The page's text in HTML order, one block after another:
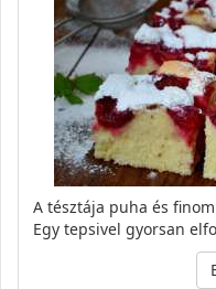
A tésztája puha és
Egy tepsivel gyorsan